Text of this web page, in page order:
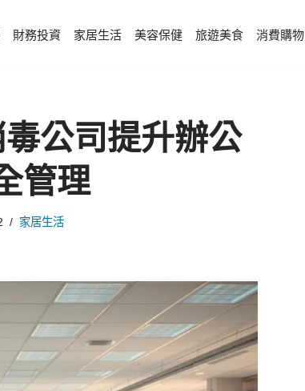
財務投資 家居生活 美容保健 旅遊美食 消費購物
公司提升辦公
管理
家居生活